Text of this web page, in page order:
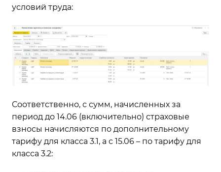
условий труда:
Соответственно, с сумм, начисленных за
период до 14.06 (включительно) страховые
взносы начисляются по дополнительному
тарифу для класса 3.1, а с 15.06 – по тарифу для
класса 3.2: